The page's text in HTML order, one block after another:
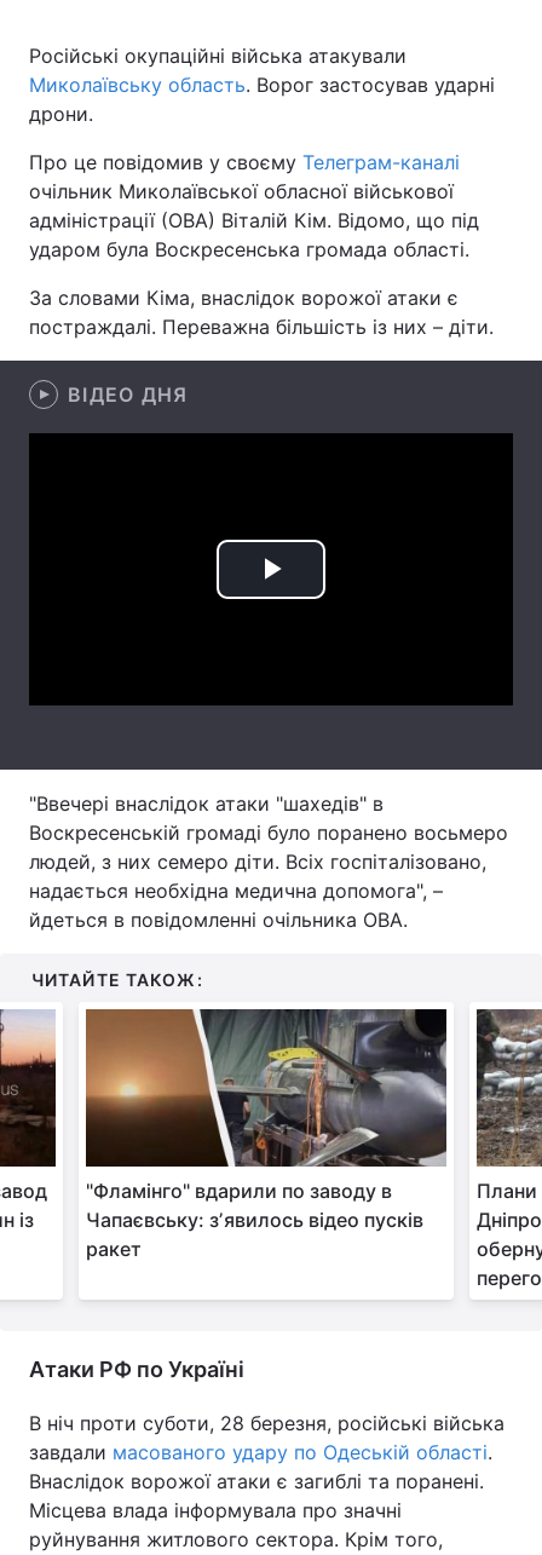
Головна Війна
Україна
Економіка Світ
Спорт Наука
Зброя Інциденти
Здоров'я
Цікавинки Погода
Контакти
Послуги
Тема оформлення
Російські окупаційні війська атакували
Миколаївську область. Ворог застосував ударні
дрони.
Про це повідомив у своєму Телеграм-каналі
очільник Миколаївської обласної військової
адміністрації (ОВА) Віталій Кім. Відомо, що під
ударом була Воскресенська громада області.
За словами Кіма, внаслідок ворожої атаки є
постраждалі. Переважна більшість із них – діти.
ВІДЕО ДНЯ
Play
"Ввечері внаслідок атаки "шахедів" в
Воскресенській громаді було поранено восьмеро
людей, з них семеро діти. Всіх госпіталізовано,
надається необхідна медична допомога", –
йдеться в повідомленні очільника ОВА.
ЧИТАЙТЕ ТАКОЖ:
із
"Фламінго" вдарили по заводу в
Чапаєвську: зʼявилось відео пусків
ракет
Плани
Атаки РФ по Україні
В ніч проти суботи, 28 березня, російські війська
завдали масованого удару по Одеській області.
Внаслідок ворожої атаки є загиблі та поранені.
Місцева влада інформувала про значні
руйнування житлового сектора. Крім того,